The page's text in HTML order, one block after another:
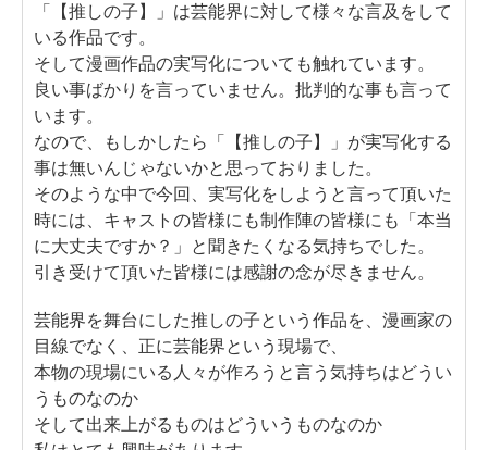
「【推しの子】」は芸能界に対して様々な言及をして
いる作品です。
そして漫画作品の実写化についても触れています。
良い事ばかりを言っていません。批判的な事も言って
います。
なので、もしかしたら「【推しの子】」が実写化する
事は無いんじゃないかと思っておりました。
そのような中で今回、実写化をしようと言って頂いた
時には、キャストの皆様にも制作陣の皆様にも「本当
に大丈夫ですか？」と聞きたくなる気持ちでした。
引き受けて頂いた皆様には感謝の念が尽きません。
芸能界を舞台にした推しの子という作品を、漫画家の
目線でなく、正に芸能界という現場で、
本物の現場にいる人々が作ろうと言う気持ちはどうい
うものなのか
そして出来上がるものはどういうものなのか